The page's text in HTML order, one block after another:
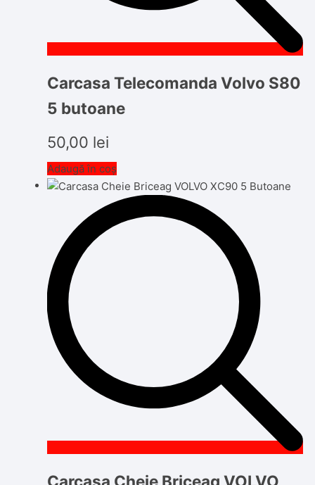
Carcasa Telecomanda Volvo S80
5 butoane
50,00 lei
Adaugă în coș